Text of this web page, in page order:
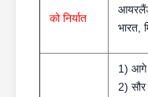
को निर्यात
भारत,
1) आगे
2) सौर